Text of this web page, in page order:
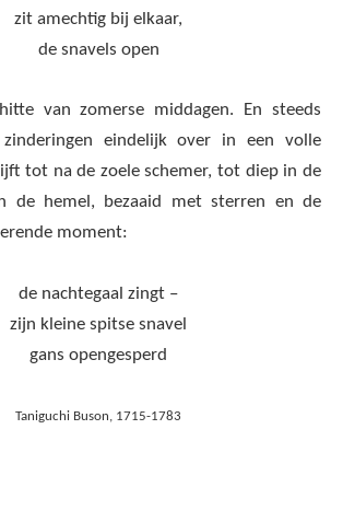
zit amechtig bij elkaar,
de snavels open
van zomerse middagen. En steeds
eindelijk over in een volle
tot na de zoele schemer, tot diep in de
de hemel, bezaaid met sterren en de
moment:
de nachtegaal zingt –
zijn kleine spitse snavel
gans opengesperd
Taniguchi Buson, 1715-1783